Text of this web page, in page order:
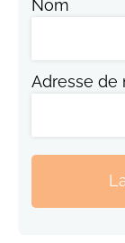
Nom
Adresse de